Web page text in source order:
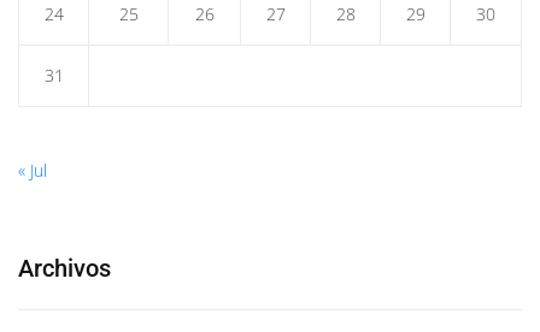
24 25 26 27 28 29 30
31
« Jul
Archivos